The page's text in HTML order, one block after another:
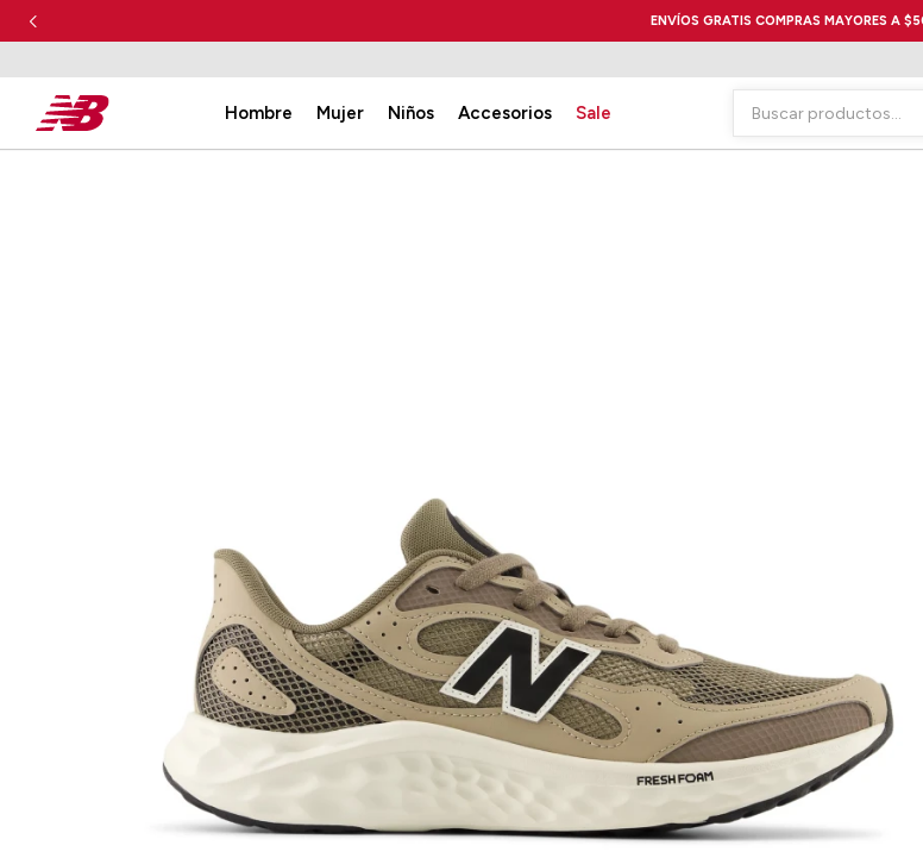
ENVÍOS GRATIS COMPRAS MAYORES A
Hombre Mujer Niños Accesorios Sale